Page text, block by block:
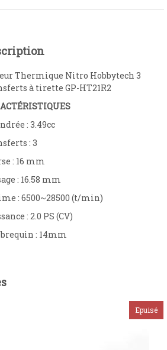
Thermique Nitro Hobbytech 3
à tirette GP-HT21R2
: 3.49cc
: 3
: 16 mm
: 16.58 mm
: 6500~28500 (t/min)
: 2.0 PS (CV)
: 14mm